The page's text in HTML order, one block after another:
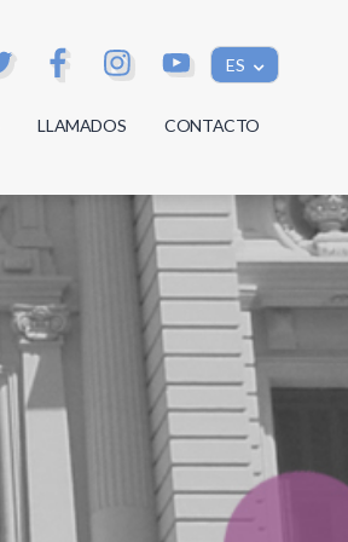
ES
LLAMADOS CONTACTO